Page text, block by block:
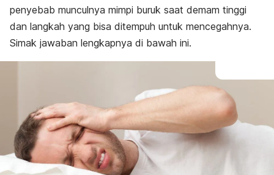
penyebab munculnya mimpi buruk saat demam tinggi
dan langkah yang bisa ditempuh untuk mencegahnya.
Simak jawaban lengkapnya di bawah ini.